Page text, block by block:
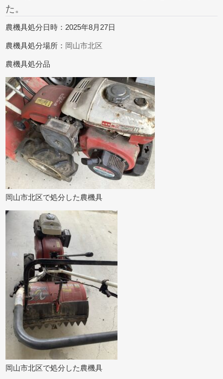
た。
農機具処分日時：2025年8月27日
農機具処分場所： 岡山市北区
農機具処分品
岡山市北区で処分した農機具
岡山市北区で処分した農機具